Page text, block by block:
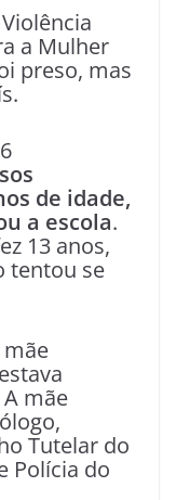
a Mulher
preso, mas
de idade,
a escola.
13 anos,
tentou se
mãe
Tutelar do
Polícia do